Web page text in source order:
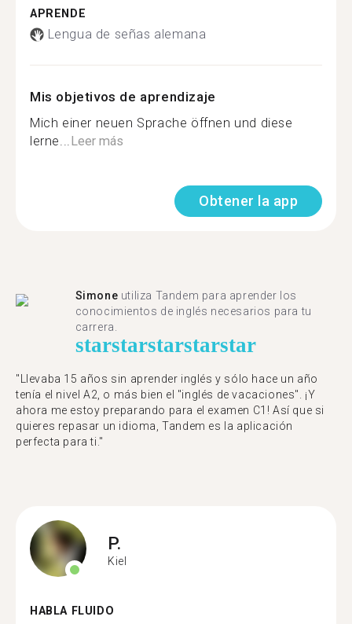
APRENDE
Lengua de señas alemana
Mis objetivos de aprendizaje
Mich einer neuen Sprache öffnen und diese
lerne...Leer más
Obtener la app
Simone utiliza Tandem para aprender los
conocimientos de inglés necesarios para tu
carrera.
starstarstarstarstar
"Llevaba 15 años sin aprender inglés y sólo hace un año
tenía el nivel A2, o más bien el "inglés de vacaciones". ¡Y
ahora me estoy preparando para el examen C1! Así que si
quieres repasar un idioma, Tandem es la aplicación
perfecta para ti."
P.
Kiel
HABLA FLUIDO